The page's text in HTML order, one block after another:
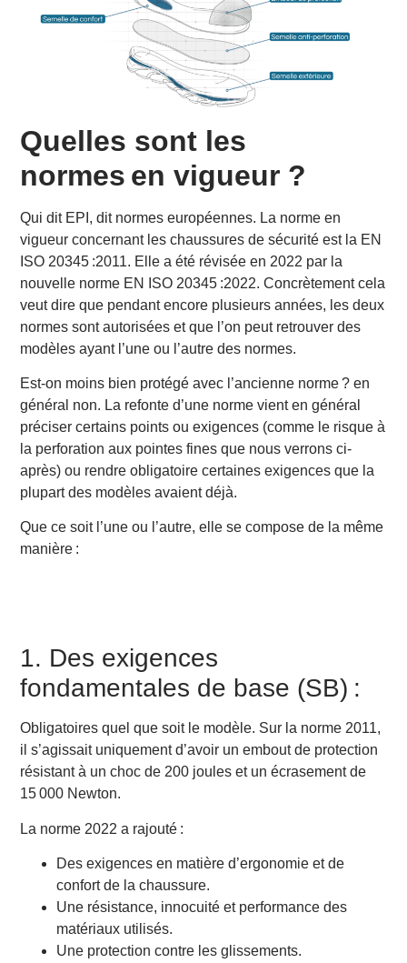
Quelles sont les
normes en vigueur ?
Qui dit EPI, dit normes européennes. La norme en
vigueur concernant les chaussures de sécurité est la EN
ISO 20345 :2011. Elle a été révisée en 2022 par la
nouvelle norme EN ISO 20345 :2022. Concrètement cela
veut dire que pendant encore plusieurs années, les deux
normes sont autorisées et que l’on peut retrouver des
modèles ayant l’une ou l’autre des normes.
Est-on moins bien protégé avec l’ancienne norme ? en
général non. La refonte d’une norme vient en général
préciser certains points ou exigences (comme le risque à
la perforation aux pointes fines que nous verrons ci-
après) ou rendre obligatoire certaines exigences que la
plupart des modèles avaient déjà.
Que ce soit l’une ou l’autre, elle se compose de la même
manière :
1. Des exigences
fondamentales de base (SB) :
Obligatoires quel que soit le modèle. Sur la norme 2011,
il s’agissait uniquement d’avoir un embout de protection
résistant à un choc de 200 joules et un écrasement de
15 000 Newton.
La norme 2022 a rajouté :
Des exigences en matière d’ergonomie et de
confort de la chaussure.
Une résistance, innocuité et performance des
matériaux utilisés.
Une protection contre les glissements.